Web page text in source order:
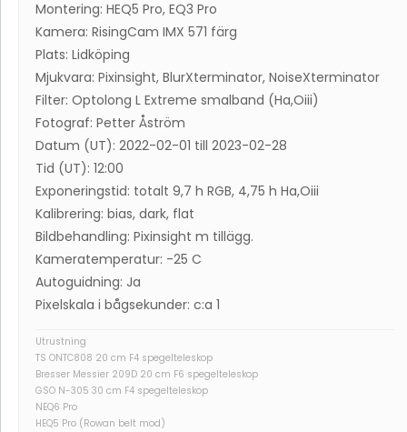
Montering: HEQ5 Pro, EQ3 Pro
Kamera: RisingCam IMX 571 färg
Plats: Lidköping
Mjukvara: Pixinsight, BlurXterminator, NoiseXterminator
Filter: Optolong L Extreme smalband (Ha,Oiii)
Fotograf: Petter Åström
Datum (UT): 2022-02-01 till 2023-02-28
Tid (UT): 12:00
Exponeringstid: totalt 9,7 h RGB, 4,75 h Ha,Oiii
Kalibrering: bias, dark, flat
Bildbehandling: Pixinsight m tillägg.
Kameratemperatur: -25 C
Autoguidning: Ja
Pixelskala i bågsekunder: c:a 1
Utrustning
TS ONTC808 20 cm F4 spegelteleskop
Bresser Messier 209D 20 cm F6 spegelteleskop
GSO N-305 30 cm F4 spegelteleskop
NEQ6 Pro
HEQ5 Pro (Rowan belt mod)